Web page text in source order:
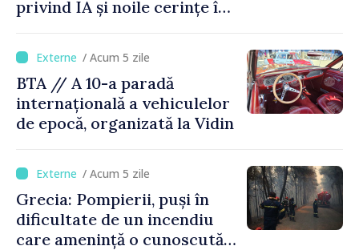
privind IA și noile cerințe în
/ Acum 5 zile
BTA // A 10-a paradă
internațională a vehiculelor
de epocă, organizată la Vidin
/ Acum 5 zile
Grecia: Pompierii, puși în
dificultate de un incendiu
care amenință o cunoscută